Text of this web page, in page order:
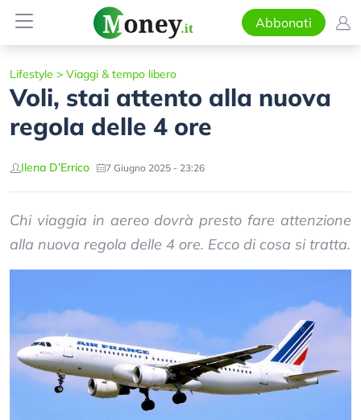
Abbonati
Lifestyle > Viaggi & tempo libero
Voli, stai attento alla nuova
regola delle 4 ore
Ilena D’Errico 7 Giugno 2025 - 23:26
Chi viaggia in aereo dovrà presto fare attenzione
alla nuova regola delle 4 ore. Ecco di cosa si tratta.